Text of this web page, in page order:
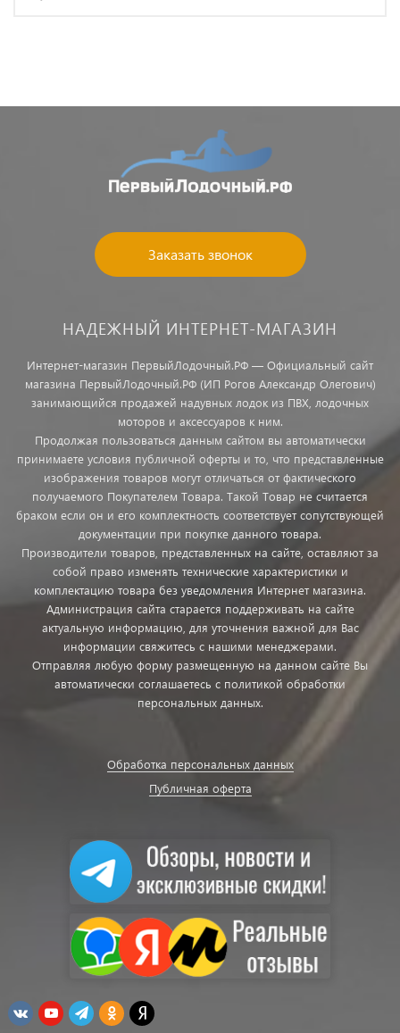
Заказать звонок
НАДЕЖНЫЙ ИНТЕРНЕТ-МАГАЗИН
Интернет-магазин ПервыйЛодочный.РФ — Официальный сайт
магазина ПервыйЛодочный.РФ (ИП Рогов Александр Олегович)
занимающийся продажей надувных лодок из ПВХ, лодочных
моторов и аксессуаров к ним.
Продолжая пользоваться данным сайтом вы автоматически
принимаете условия публичной оферты и то, что представленные
изображения товаров могут отличаться от фактического
получаемого Покупателем Товара. Такой Товар не считается
браком если он и его комплектность соответствует сопутствующей
документации при покупке данного товара.
Производители товаров, представленных на сайте, оставляют за
собой право изменять технические характеристики и
комплектацию товара без уведомления Интернет магазина.
Администрация сайта старается поддерживать на сайте
актуальную информацию, для уточнения важной для Вас
информации свяжитесь с нашими менеджерами.
Отправляя любую форму размещенную на данном сайте Вы
автоматически соглашаетесь с политикой обработки
персональных данных.
Обработка персональных данных
Публичная оферта